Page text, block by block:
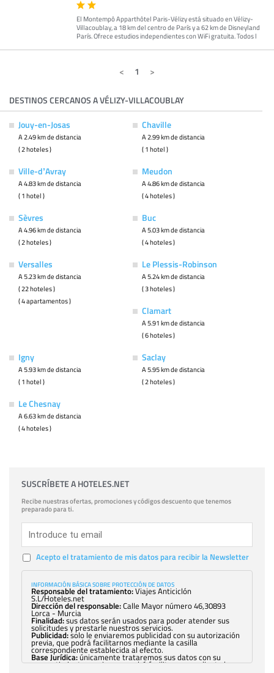
El Montempô Apparthôtel Paris-Vélizy está situado en Vélizy-
Villacoublay, a 18 km del centro de París y a 62 km de Disneyland
París. Ofrece estudios independientes con WiFi gratuita. Todos l
1
DESTINOS CERCANOS A VÉLIZY-VILLACOUBLAY
Jouy-en-Josas
A 2.49 km de distancia
( 2 hoteles )
Chaville
A 2.99 km de distancia
( 1 hotel )
Ville-dʼAvray
A 4.83 km de distancia
( 1 hotel )
Meudon
A 4.86 km de distancia
( 4 hoteles )
Sèvres
A 4.96 km de distancia
( 2 hoteles )
Buc
A 5.03 km de distancia
( 4 hoteles )
Versalles
A 5.23 km de distancia
( 22 hoteles )
( 4 apartamentos )
Le Plessis-Robinson
A 5.24 km de distancia
( 3 hoteles )
Clamart
A 5.91 km de distancia
( 6 hoteles )
Igny
A 5.93 km de distancia
( 1 hotel )
Saclay
A 5.95 km de distancia
( 2 hoteles )
Le Chesnay
A 6.63 km de distancia
( 4 hoteles )
SUSCRÍBETE A HOTELES.NET
Recibe nuestras ofertas, promociones y códigos descuento que tenemos
preparado para ti.
Acepto el tratamiento de mis datos para recibir la Newsletter
INFORMACIÓN BÁSICA SOBRE PROTECCIÓN DE DATOS
Responsable del tratamiento:Viajes Anticiclón
S.L/Hoteles.net
Dirección del responsable:Calle Mayor número 46,30893
Lorca - Murcia
Finalidad:sus datos serán usados para poder atender sus
solicitudes y prestarle nuestros servicios.
Publicidad:solo le enviaremos publicidad con su autorización
previa, que podrá facilitarnos mediante la casilla
correspondiente establecida al efecto.
Base Jurídica:únicamente trataremos sus datos con su
consentimiento previo, que podrá facilitarnos mediante la